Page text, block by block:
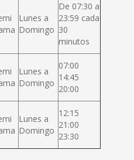
Lunes a
Domingo
De 07:30 a
23:59 cada
30
minutos
Lunes a
Domingo
07:00
14:45
20:00
Lunes a
Domingo
12:15
21:00
23:30